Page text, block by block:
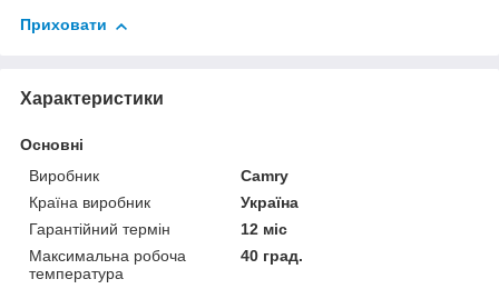
Приховати
Характеристики
Основні
Виробник
Camry
Країна виробник
Україна
Гарантійний термін
12 міс
Максимальна робоча
температура
40 град.